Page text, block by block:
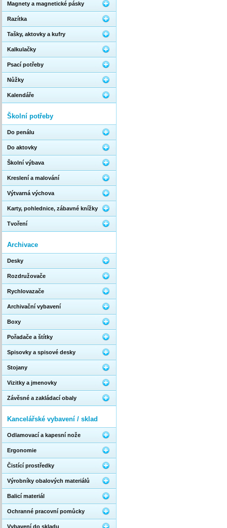
Magnety a magnetické pásky
Razítka
Tašky, aktovky a kufry
Kalkulačky
Psací potřeby
Nůžky
Kalendáře
Školní potřeby
Do penálu
Do aktovky
Školní výbava
Kreslení a malování
Výtvarná výchova
Karty, pohlednice, zábavné knížky
Tvoření
Archivace
Desky
Rozdružovače
Rychlovazače
Archivační vybavení
Boxy
Pořadače a štítky
Spisovky a spisové desky
Stojany
Vizitky a jmenovky
Závěsné a zakládací obaly
Kancelářské vybavení / sklad
Odlamovací a kapesní nože
Ergonomie
Čistící prostředky
Výrobníky obalových materiálů
Balicí materiál
Ochranné pracovní pomůcky
Vybavení do skladu